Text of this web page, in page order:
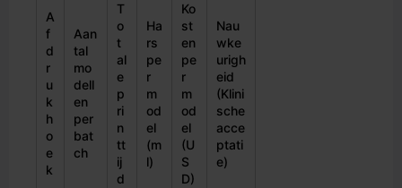
A
f
d
r
u
k
h
o
e
k
Aan
tal
mo
dell
en
per
bat
ch
T
o
t
al
e
p
ri
n
tt
ij
d
Ha
rs
pe
r
m
od
el
(m
l)
Ko
st
en
pe
r
m
od
el
(U
S
D)
Nau
wke
urigh
eid
(Klini
sche
acce
ptati
e)